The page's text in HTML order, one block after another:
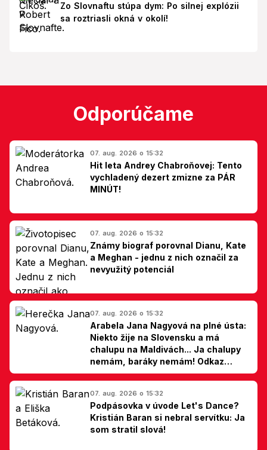
Zo Slovnaftu stúpa dym: Po silnej explózii
sa roztriasli okná v okolí!
Odporúčame
07. aug. 2026 o 15:32
Hit leta Andrey Chabroňovej: Tento
vychladený dezert zmizne za PÁR
MINÚT!
07. aug. 2026 o 15:32
Známy biograf porovnal Dianu, Kate
a Meghan - jednu z nich označil za
nevyužitý potenciál
07. aug. 2026 o 15:32
Arabela Jana Nagyová na plné ústa:
Niekto žije na Slovensku a má
chalupu na Maldivách... Ja chalupy
nemám, baráky nemám! Odkaz
Slovákom
07. aug. 2026 o 15:32
Podpásovka v úvode Let's Dance?
Kristián Baran si nebral servítku: Ja
som stratil slová!